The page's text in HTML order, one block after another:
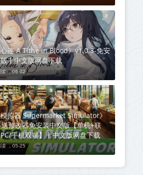
连 A Tithe in Blood》v1.0.3-免安
丨中文版网盘下载
，06-02
拟器 Supermarket Simulator》
修改器免安装中文版【单机+联
手机双端】丨中文版网盘下载
，05-25